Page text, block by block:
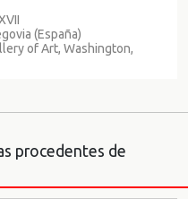
(España)
of Art, Washington,
procedentes de